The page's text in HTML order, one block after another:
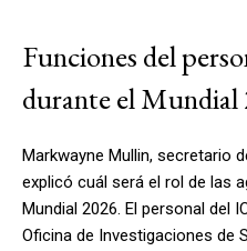
Funciones del
durante el Mundial
Markwayne Mullin, secretario
explicó cuál será el rol de las
Mundial 2026. El personal del
Oficina de Investigaciones de